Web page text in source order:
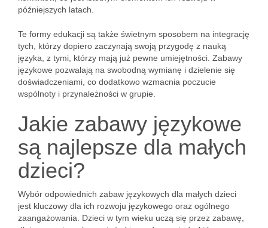
późniejszych latach.
Te formy edukacji są także świetnym sposobem na integrację
tych, którzy dopiero zaczynają swoją przygodę z nauką
języka, z tymi, którzy mają już pewne umiejętności. Zabawy
językowe pozwalają na swobodną wymianę i dzielenie się
doświadczeniami, co dodatkowo wzmacnia poczucie
wspólnoty i przynależności w grupie.
Jakie zabawy językowe
są najlepsze dla małych
dzieci?
Wybór odpowiednich zabaw językowych dla małych dzieci
jest kluczowy dla ich rozwoju językowego oraz ogólnego
zaangażowania. Dzieci w tym wieku uczą się przez zabawę,